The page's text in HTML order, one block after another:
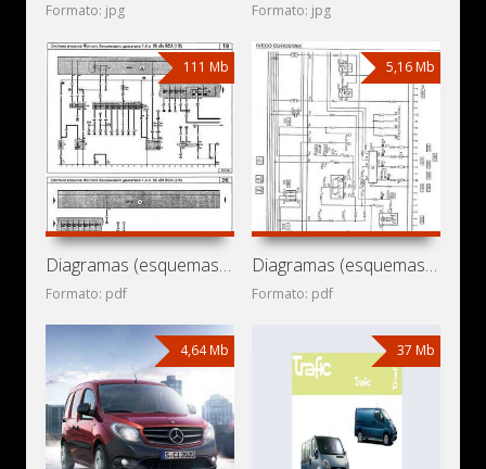
Formato: jpg Formato: jpg
111 Mb
Diagramas (esquemas) eléctricos de monovolúmenes Volkswagen
Formato: pdf
5,16 Mb
Diagramas (esquemas) eléctricos de camiones Iveco EuroStar
Formato: pdf
4,64 Mb 37 Mb